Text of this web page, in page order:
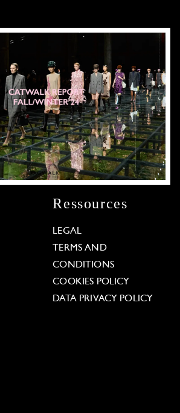
Ressources
LEGAL
TERMS AND
CONDITIONS
COOKIES POLICY
DATA PRIVACY POLICY